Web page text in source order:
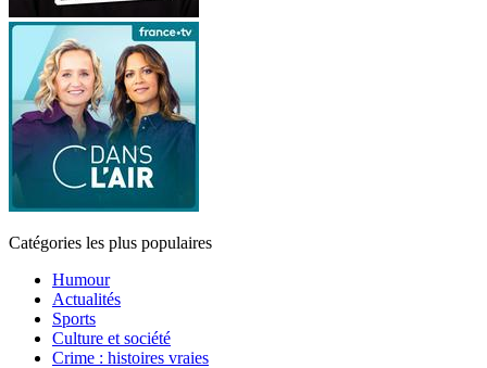
Catégories les plus populaires
Humour
Actualités
Sports
Culture et société
Crime : histoires vraies